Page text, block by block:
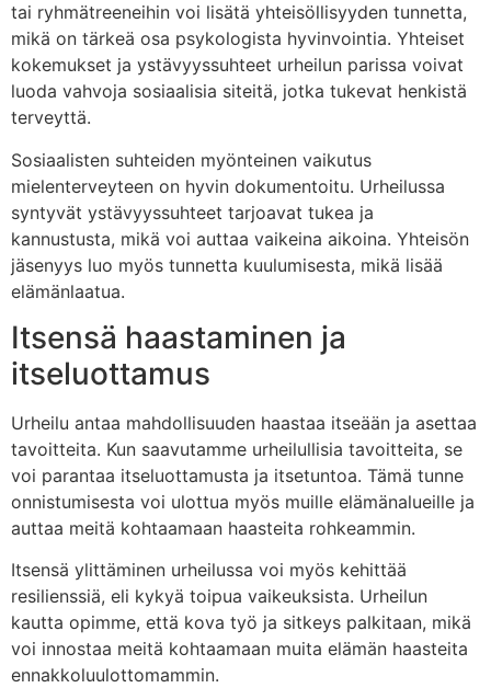
tai ryhmätreeneihin voi lisätä yhteisöllisyyden tunnetta,
mikä on tärkeä osa psykologista hyvinvointia. Yhteiset
kokemukset ja ystävyyssuhteet urheilun parissa voivat
luoda vahvoja sosiaalisia siteitä, jotka tukevat henkistä
terveyttä.
Sosiaalisten suhteiden myönteinen vaikutus
mielenterveyteen on hyvin dokumentoitu. Urheilussa
syntyvät ystävyyssuhteet tarjoavat tukea ja
kannustusta, mikä voi auttaa vaikeina aikoina. Yhteisön
jäsenyys luo myös tunnetta kuulumisesta, mikä lisää
elämänlaatua.
Itsensä haastaminen ja
itseluottamus
Urheilu antaa mahdollisuuden haastaa itseään ja asettaa
tavoitteita. Kun saavutamme urheilullisia tavoitteita, se
voi parantaa itseluottamusta ja itsetuntoa. Tämä tunne
onnistumisesta voi ulottua myös muille elämänalueille ja
auttaa meitä kohtaamaan haasteita rohkeammin.
Itsensä ylittäminen urheilussa voi myös kehittää
resilienssiä, eli kykyä toipua vaikeuksista. Urheilun
kautta opimme, että kova työ ja sitkeys palkitaan, mikä
voi innostaa meitä kohtaamaan muita elämän haasteita
ennakkoluulottomammin.